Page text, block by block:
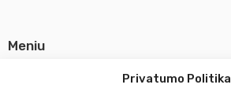
Privatumo Politika
Meniu